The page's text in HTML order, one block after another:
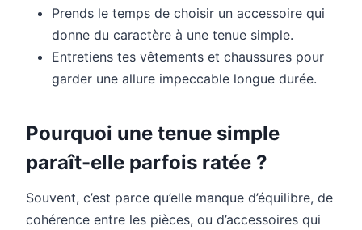
Prends le temps de choisir un accessoire qui
donne du caractère à une tenue simple.
Entretiens tes vêtements et chaussures pour
garder une allure impeccable longue durée.
Pourquoi une tenue simple
paraît-elle parfois ratée ?
Souvent, c’est parce qu’elle manque d’équilibre, de
cohérence entre les pièces, ou d’accessoires qui